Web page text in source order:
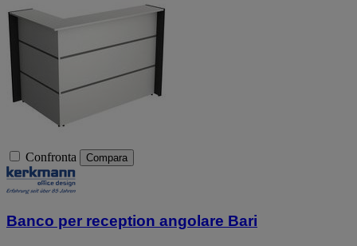
Confronta Compara
Banco per reception angolare Bari